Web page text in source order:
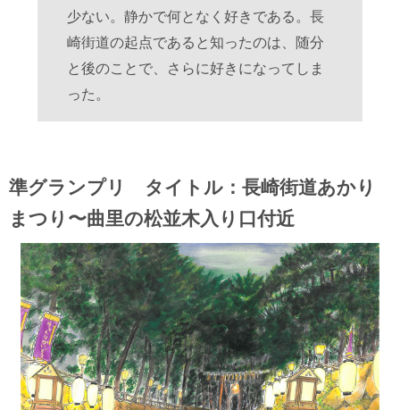
少ない。静かで何となく好きである。長
崎街道の起点であると知ったのは、随分
と後のことで、さらに好きになってしま
った。
準グランプリ タイトル：長崎街道あかり
まつり〜曲里の松並木入り口付近